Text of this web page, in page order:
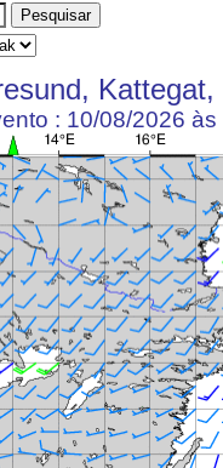
Kattegat,
: 10/08/2026 às